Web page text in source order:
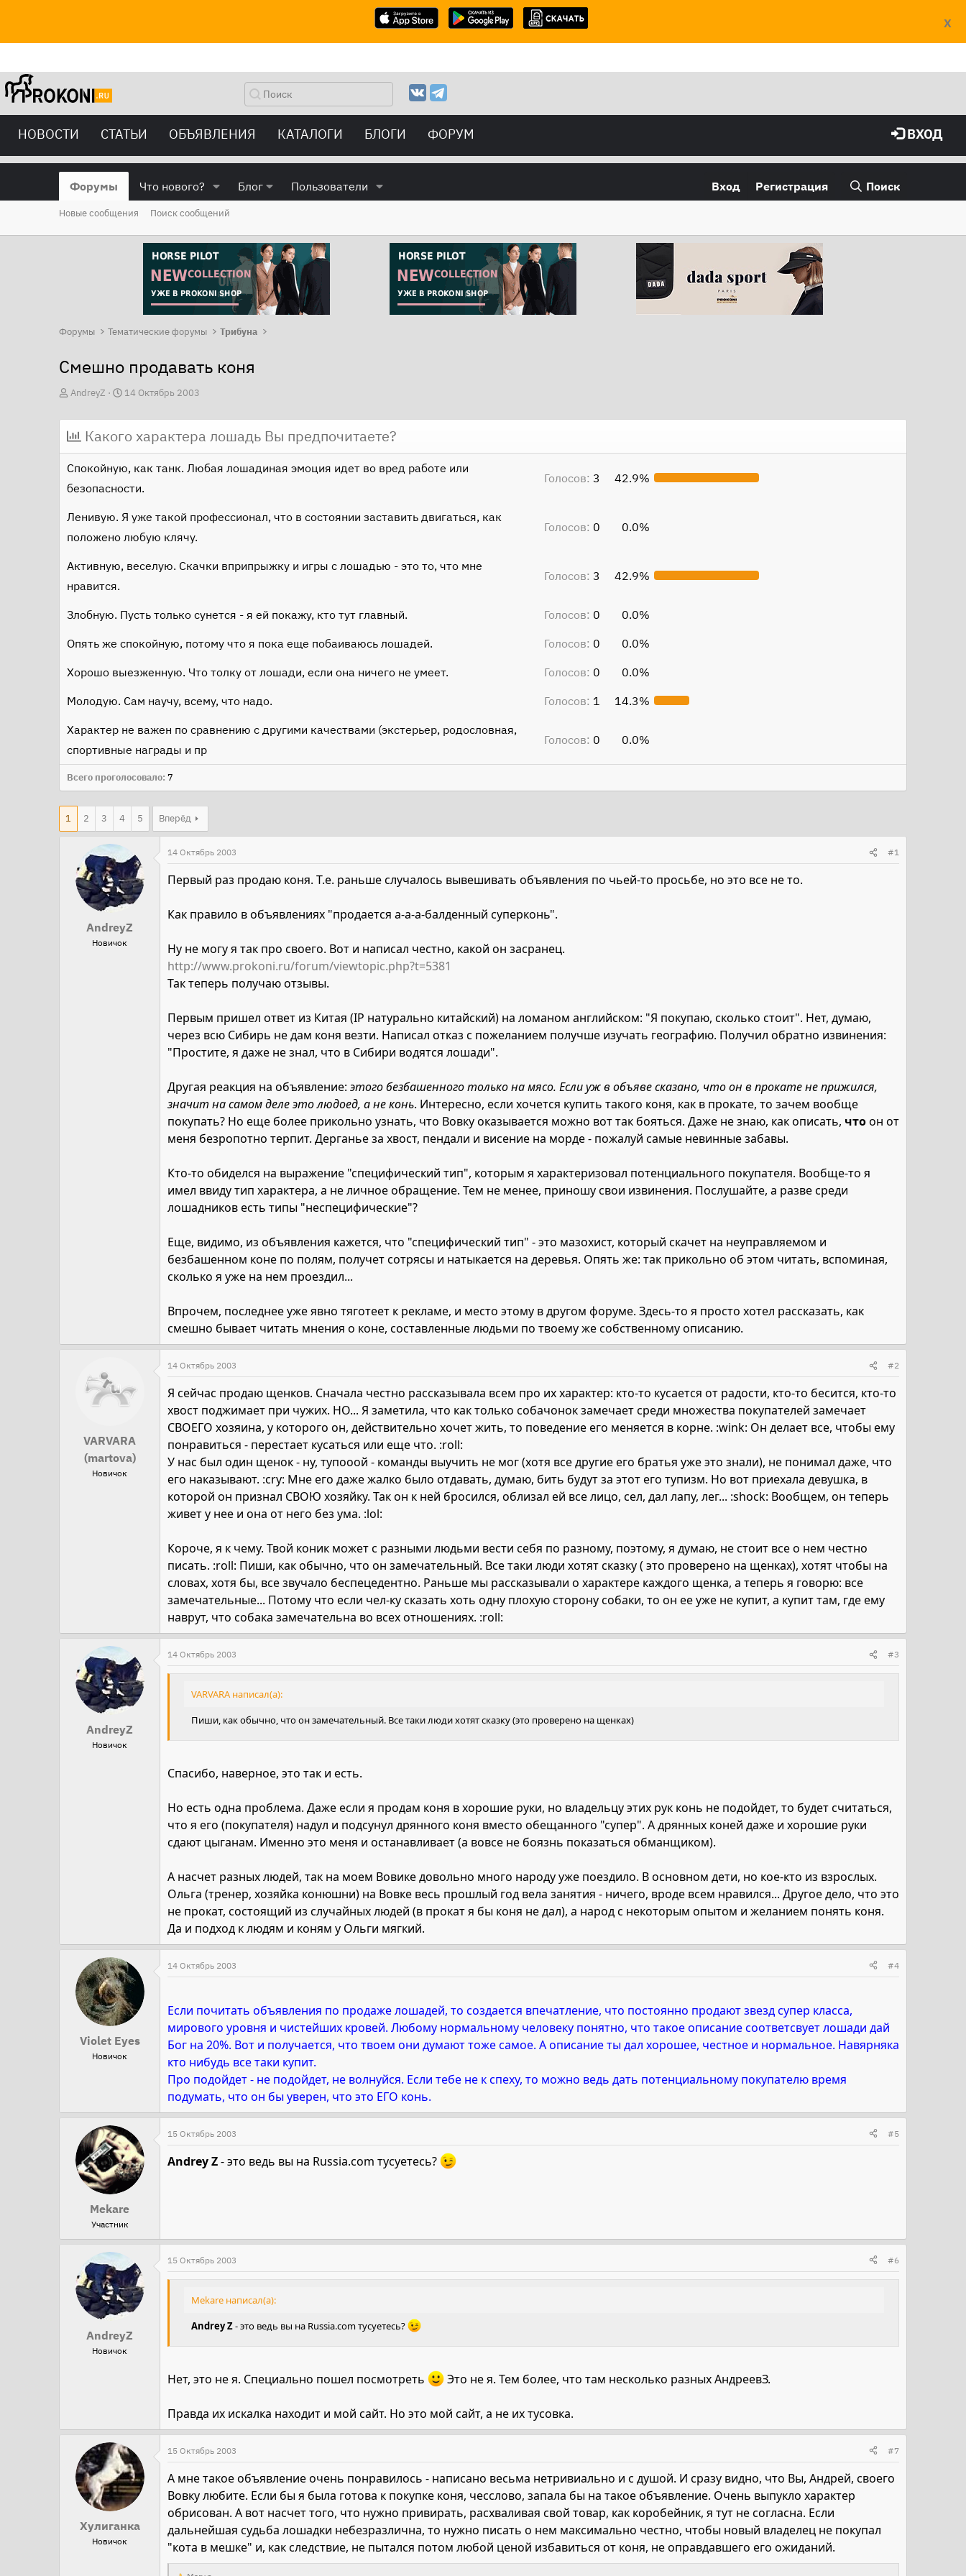
X
НОВОСТИ СТАТЬИ ОБЪЯВЛЕНИЯ КАТАЛОГИ БЛОГИ ФОРУМ ВХОД
Форумы Что нового? Блог Пользователи Вход Регистрация Поиск
Новые сообщения Поиск сообщений
Форумы Тематические форумы Трибуна
Смешно продавать коня
А
о
е
м
AndreyZ
Д
а
ч
а
14 Октябрь 2003
Какого характера лошадь Вы предпочитаете?
Спокойную, как танк. Любая лошадиная эмоция идет во вред работе или
безопасности.
Голосов: 3 42.9%
Ленивую. Я уже такой профессионал, что в состоянии заставить двигаться, как
положено любую клячу.
Голосов: 0 0.0%
Активную, веселую. Скачки вприпрыжку и игры с лошадью - это то, что мне
нравится.
Голосов: 3 42.9%
Злобную. Пусть только сунется - я ей покажу, кто тут главный. Голосов: 0
0.0%
Опять же спокойную, потому что я пока еще побаиваюсь лошадей.
Голосов: 0
0.0%
Хорошо выезженную. Что толку от лошади, если она ничего не умеет.
Голосов: 0
0.0%
Молодую. Сам научу, всему, что надо.
Голосов: 1
14.3%
Характер не важен по сравнению с другими качествами (экстерьер, родословная,
спортивные награды и пр
Голосов: 0 0.0%
Всего проголосовало 7
1 2 3 4 5 Вперёд
AndreyZ
Новичок
14 Октябрь 2003 #1
Первый раз продаю коня. Т.е. раньше случалось вывешивать объявления по чьей-то просьбе, но это все не то.
Как правило в объявлениях "продается а-а-а-балденный суперконь".
Ну не могу я так про своего. Вот и написал честно, какой он засранец.
http://www.prokoni.ru/forum/viewtopic.php?t=5381
Так теперь получаю отзывы.
Первым пришел ответ из Китая (IP натурально китайский) на ломаном английском: "Я покупаю, сколько стоит". Нет, думаю,
через всю Сибирь не дам коня везти. Написал отказ с пожеланием получше изучать географию. Получил обратно извинения:
"Простите, я даже не знал, что в Сибири водятся лошади".
Другая реакция на объявление: этого безбашенного только на мясо. Если уж в объяве сказано, что он в прокате не прижился,
значит на самом деле это людоед, а не конь. Интересно, если хочется купить такого коня, как в прокате, то зачем вообще
покупать? Но еще более прикольно узнать, что Вовку оказывается можно вот так бояться. Даже не знаю, как описать, чтоон от
меня безропотно терпит. Дерганье за хвост, пендали и висение на морде - пожалуй самые невинные забавы.
Кто-то обиделся на выражение "специфический тип", которым я характеризовал потенциального покупателя. Вообще-то я
имел ввиду тип характера, а не личное обращение. Тем не менее, приношу свои извинения. Послушайте, а разве среди
лошадников есть типы "неспецифические"?
Еще, видимо, из объявления кажется, что "специфический тип" - это мазохист, который скачет на неуправляемом и
безбашенном коне по полям, получет сотрясы и натыкается на деревья. Опять же: так прикольно об этом читать, вспоминая,
сколько я уже на нем проездил...
Впрочем, последнее уже явно тяготеет к рекламе, и место этому в другом форуме. Здесь-то я просто хотел рассказать, как
смешно бывает читать мнения о коне, составленные людьми по твоему же собственному описанию.
VARVARA
(martova)
Новичок
14 Октябрь 2003 #2
Я сейчас продаю щенков. Сначала честно рассказывала всем про их характер: кто-то кусается от радости, кто-то бесится, кто-то
хвост поджимает при чужих. НО... Я заметила, что как только собачонок замечает среди множества покупателей замечает
СВОЕГО хозяина, у которого он, действительно хочет жить, то поведение его меняется в корне. :wink: Он делает все, чтобы ему
понравиться - перестает кусаться или еще что. :roll:
У нас был один щенок - ну, тупооой - команды выучить не мог (хотя все другие его братья уже это знали), не понимал даже, что
его наказывают. :cry: Мне его даже жалко было отдавать, думаю, бить будут за этот его тупизм. Но вот приехала девушка, в
которой он признал СВОЮ хозяйку. Так он к ней бросился, облизал ей все лицо, сел, дал лапу, лег... :shock: Вообщем, он теперь
живет у нее и она от него без ума. :lol:
Короче, я к чему. Твой коник может с разными людьми вести себя по разному, поэтому, я думаю, не стоит все о нем честно
писать. :roll: Пиши, как обычно, что он замечательный. Все таки люди хотят сказку ( это проверено на щенках), хотят чтобы на
словах, хотя бы, все звучало беспецедентно. Раньше мы рассказывали о характере каждого щенка, а теперь я говорю: все
замечательные... Потому что если чел-ку сказать хоть одну плохую сторону собаки, то он ее уже не купит, а купит там, где ему
наврут, что собака замечательна во всех отношениях. :roll:
AndreyZ
Новичок
14 Октябрь 2003 #3
VARVARA написал(а):
Пиши, как обычно, что он замечательный. Все таки люди хотят сказку (это проверено на щенках)
Спасибо, наверное, это так и есть.
Но есть одна проблема. Даже если я продам коня в хорошие руки, но владельцу этих рук конь не подойдет, то будет считаться,
что я его (покупателя) надул и подсунул дрянного коня вместо обещанного "супер". А дрянных коней даже и хорошие руки
сдают цыганам. Именно это меня и останавливает (а вовсе не боязнь показаться обманщиком).
А насчет разных людей, так на моем Вовике довольно много народу уже поездило. В основном дети, но кое-кто из взрослых.
Ольга (тренер, хозяйка конюшни) на Вовке весь прошлый год вела занятия - ничего, вроде всем нравился... Другое дело, что это
не прокат, состоящий из случайных людей (в прокат я бы коня не дал), а народ с некоторым опытом и желанием понять коня.
Да и подход к людям и коням у Ольги мягкий.
Violet Eyes
Новичок
14 Октябрь 2003 #4
Если почитать объявления по продаже лошадей, то создается впечатление, что постоянно продают звезд супер класса,
мирового уровня и чистейших кровей. Любому нормальному человеку понятно, что такое описание соответсвует лошади дай
Бог на 20%. Вот и получается, что твоем они думают тоже самое. А описание ты дал хорошее, честное и нормальное. Навярняка
кто нибудь все таки купит.
Про подойдет - не подойдет, не волнуйся. Если тебе не к спеху, то можно ведь дать потенциальному покупателю время
подумать, что он бы уверен, что это ЕГО конь.
Mekare
Участник
15 Октябрь 2003 #5
Andrey Z- это ведь вы на Russia.com тусуетесь?
AndreyZ
Новичок
15 Октябрь 2003 #6
Mekare написал(а):
Andrey Z- это ведь вы на Russia.com тусуетесь?
Нет, это не я. Специально пошел посмотреть Это не я. Тем более, что там несколько разных АндреевЗ.
Правда их искалка находит и мой сайт. Но это мой сайт, а не их тусовка.
Хулиганка
Новичок
15 Октябрь 2003 #7
А мне такое объявление очень понравилось - написано весьма нетривиально и с душой. И сразу видно, что Вы, Андрей, своего
Вовку любите. Если бы я была готова к покупке коня, чесслово, запала бы на такое объявление. Очень выпукло характер
обрисован. А вот насчет того, что нужно привирать, расхваливая свой товар, как коробейник, я тут не согласна. Если
дальнейшая судьба лошадки небезразлична, то нужно писать о нем максимально честно, чтобы новый владелец не покупал
"кота в мешке" и, как следствие, не пытался потом любой ценой избавиться от коня, не оправдавшего его ожиданий.